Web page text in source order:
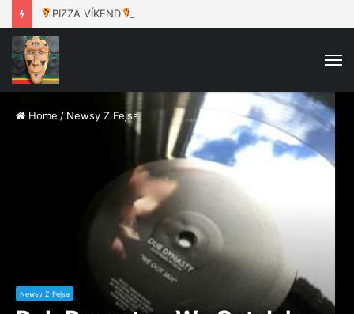
PIZZA VÍKEND
Home / Newsy Z Fejsa
Newsy Z Fejsa